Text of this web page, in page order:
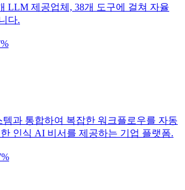
LLM 제공업체, 38개 도구에 걸쳐 자율
다.
과 통합하여 복잡한 워크플로우를 자동
인식 AI 비서를 제공하는 기업 플랫폼.